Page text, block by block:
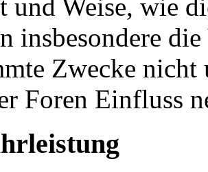
und Weise, wie
insbesondere
Zwecke nicht
Foren Einfluss